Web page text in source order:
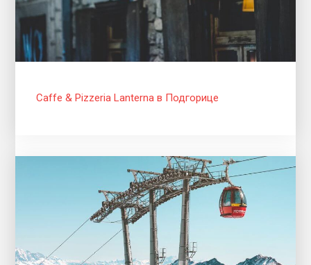
Caffe & Pizzeria Lanterna в Подгорице